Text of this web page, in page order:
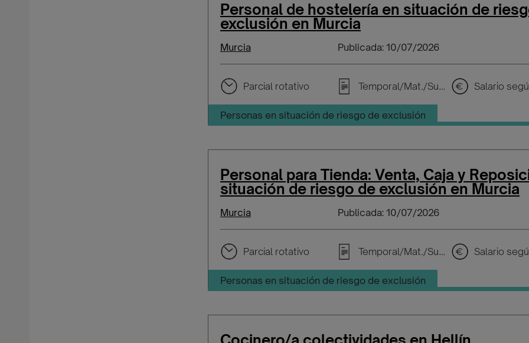
Personal de hostelería en situación de
exclusión en Murcia
Murcia Publicada: 10/07/2026
Parcial rotativo Temporal/Mat./Sustitución/...
Personas en situación de riesgo de exclusión
Personal para Tienda: Venta, Caja y
situación de riesgo de exclusión en Murcia
Murcia Publicada: 10/07/2026
Parcial rotativo Temporal/Mat./Sustitución/...
Personas en situación de riesgo de exclusión